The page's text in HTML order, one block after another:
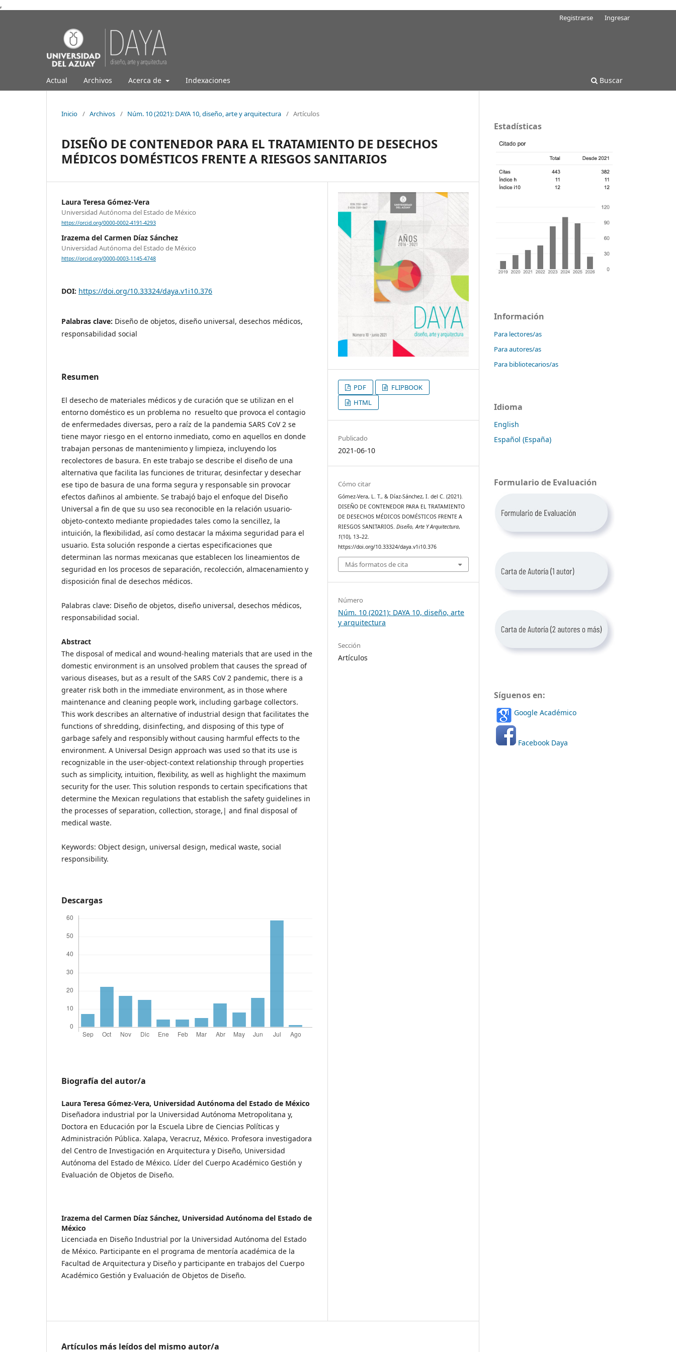
,
Actual Archivos Acerca de Indexaciones Buscar
Registrarse Ingresar
Inicio / Archivos / Núm. 10 (2021): DAYA 10, diseño, arte y arquitectura / Artículos
DISEÑO DE CONTENEDOR PARA EL TRATAMIENTO DE DESECHOS
MÉDICOS DOMÉSTICOS FRENTE A RIESGOS SANITARIOS
Laura Teresa Gómez-Vera
Universidad Autónoma del Estado de México
https://orcid.org/0000-0002-4191-4293
Irazema del Carmen Díaz Sánchez
Universidad Autónoma del Estado de México
https://orcid.org/0000-0003-1145-4748
DOI: https://doi.org/10.33324/daya.v1i10.376
Palabras clave: Diseño de objetos, diseño universal, desechos médicos,
responsabilidad social
Resumen
El desecho de materiales médicos y de curación que se utilizan en el
entorno doméstico es un problema no resuelto que provoca el contagio
de enfermedades diversas, pero a raíz de la pandemia SARS CoV 2 se
tiene mayor riesgo en el entorno inmediato, como en aquellos en donde
trabajan personas de mantenimiento y limpieza, incluyendo los
recolectores de basura. En este trabajo se describe el diseño de una
alternativa que facilita las funciones de triturar, desinfectar y desechar
ese tipo de basura de una forma segura y responsable sin provocar
efectos dañinos al ambiente. Se trabajó bajo el enfoque del Diseño
Universal a fin de que su uso sea reconocible en la relación usuario-
objeto-contexto mediante propiedades tales como la sencillez, la
intuición, la flexibilidad, así como destacar la máxima seguridad para el
usuario. Esta solución responde a ciertas especificaciones que
determinan las normas mexicanas que establecen los lineamientos de
seguridad en los procesos de separación, recolección, almacenamiento y
disposición final de desechos médicos.
Palabras clave: Diseño de objetos, diseño universal, desechos médicos,
responsabilidad social.
Abstract
The disposal of medical and wound-healing materials that are used in the
domestic environment is an unsolved problem that causes the spread of
various diseases, but as a result of the SARS CoV 2 pandemic, there is a
greater risk both in the immediate environment, as in those where
maintenance and cleaning people work, including garbage collectors.
This work describes an alternative of industrial design that facilitates the
functions of shredding, disinfecting, and disposing of this type of
garbage safely and responsibly without causing harmful effects to the
environment. A Universal Design approach was used so that its use is
recognizable in the user-object-context relationship through properties
such as simplicity, intuition, flexibility, as well as highlight the maximum
security for the user. This solution responds to certain specifications that
determine the Mexican regulations that establish the safety guidelines in
the processes of separation, collection, storage,| and final disposal of
medical waste.
Keywords: Object design, universal design, medical waste, social
responsibility.
Descargas
Biografía del autor/a
Laura Teresa Gómez-Vera, Universidad Autónoma del Estado de México
Diseñadora industrial por la Universidad Autónoma Metropolitana y,
Doctora en Educación por la Escuela Libre de Ciencias Políticas y
Administración Pública. Xalapa, Veracruz, México. Profesora investigadora
del Centro de Investigación en Arquitectura y Diseño, Universidad
Autónoma del Estado de México. Líder del Cuerpo Académico Gestión y
Evaluación de Objetos de Diseño.
Irazema del Carmen Díaz Sánchez, Universidad Autónoma del Estado de
México
Licenciada en Diseño Industrial por la Universidad Autónoma del Estado
de México. Participante en el programa de mentoría académica de la
Facultad de Arquitectura y Diseño y participante en trabajos del Cuerpo
Académico Gestión y Evaluación de Objetos de Diseño.
PDF
FLIPBOOK
HTML
Publicado
2021-06-10
Cómo citar
Gómez-Vera, L. T., & Díaz-Sánchez, I. del C. (2021).
DISEÑO DE CONTENEDOR PARA EL TRATAMIENTO
DE DESECHOS MÉDICOS DOMÉSTICOS FRENTE A
RIESGOS SANITARIOS.Diseño, Arte Y Arquitectura,
1(10), 13–22.
https://doi.org/10.33324/daya.v1i10.376
Más formatos de cita
Número
Núm. 10 (2021): DAYA 10, diseño, arte
y arquitectura
Sección
Artículos
Artículos más leídos del mismo autor/a
Estadísticas
Información
Para lectores/as
Para autores/as
Para bibliotecarios/as
Idioma
English
Español (España)
Formulario de Evaluación
Síguenos en:
Google Académico
Facebook Daya